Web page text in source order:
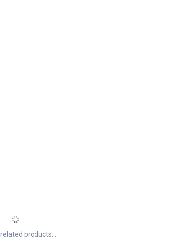
related products...